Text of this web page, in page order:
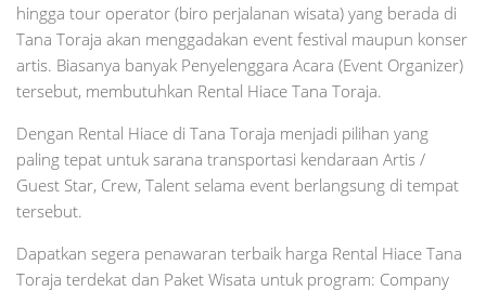
hingga tour operator (biro perjalanan wisata) yang berada di
Tana Toraja akan menggadakan event festival maupun konser
artis. Biasanya banyak Penyelenggara Acara (Event Organizer)
tersebut, membutuhkan Rental Hiace Tana Toraja.
Dengan Rental Hiace di Tana Toraja menjadi pilihan yang
paling tepat untuk sarana transportasi kendaraan Artis /
Guest Star, Crew, Talent selama event berlangsung di tempat
tersebut.
Dapatkan segera penawaran terbaik harga Rental Hiace Tana
Toraja terdekat dan Paket Wisata untuk program: Company